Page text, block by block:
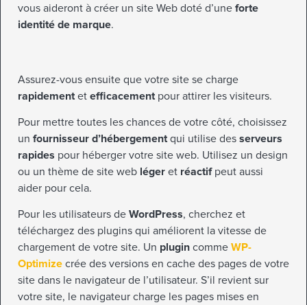
vous aideront à créer un site Web doté d’une forte
identité de marque.
Assurez-vous ensuite que votre site se charge
rapidementet efficacement pour attirer les visiteurs.
Pour mettre toutes les chances de votre côté, choisissez
un fournisseur d’hébergementqui utilise des serveurs
rapides pour héberger votre site web. Utilisez un design
ou un thème de site web léger et réactifpeut aussi
aider pour cela.
Pour les utilisateurs de WordPress, cherchez et
téléchargez des plugins qui améliorent la vitesse de
chargement de votre site. Un plugin comme WP-
Optimize crée des versions en cache des pages de votre
site dans le navigateur de l’utilisateur. S’il revient sur
votre site, le navigateur charge les pages mises en